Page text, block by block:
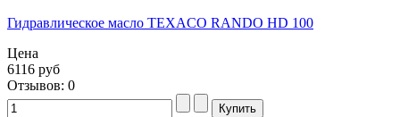
Гидравлическое масло TEXACO RANDO HD 100
Цена
6116 руб
Отзывов: 0